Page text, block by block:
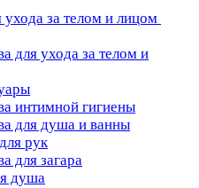
ухода за телом и лицом
для ухода за телом и
интимной гигиены
для душа и ванны
рук
для загара
душа